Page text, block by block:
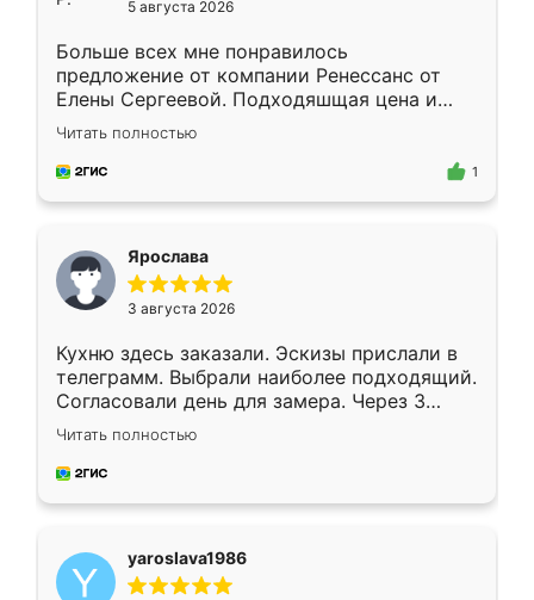
5 августа 2026
Больше всех мне понравилось
предложение от компании Ренессанс от
Елены Сергеевой. Подходяшщая цена и
короткие сроки изготовления. Приехавший
для замера сотрудник Владислав
предложил по моему эскизу самый
Читать полностью
1
Ярослава
3 августа 2026
Кухню здесь заказали. Эскизы прислали в
телеграмм. Выбрали наиболее подходящий.
Согласовали день для замера. Через 3
недели кухня была уже готова. Остались
довольны работой. Спасибо Ренессанс
мебель за качественную работу!
Читать полностью
yaroslava1986